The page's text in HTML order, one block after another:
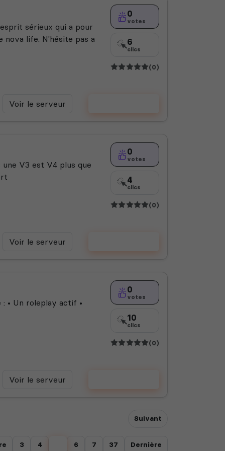
sérieux qui a pour
nova life. N'hésite pas a
0
votes
6
clics
(0)
Voir le serveur
V3 est V4 plus que
0
votes
4
clics
(0)
Voir le serveur
: • Un roleplay actif •
0
votes
10
clics
(0)
Voir le serveur
Suivant
3 4 6 7 37 Dernière